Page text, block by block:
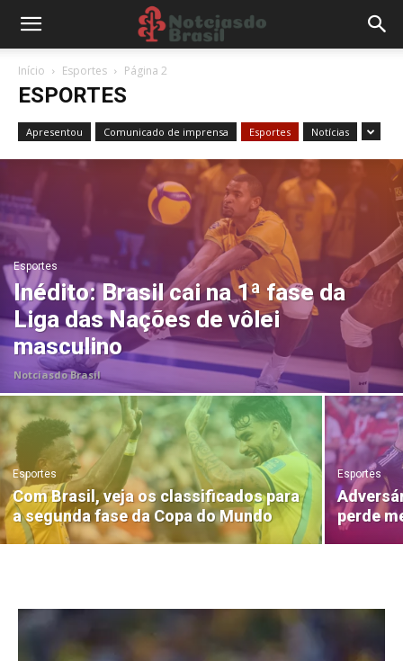
Início Esportes Página 2
ESPORTES
Apresentou Comunicado de imprensa Esportes Notícias
Esportes
Inédito: Brasil cai na 1ª fase da
Liga das Nações de vôlei
masculino
Notciasdo Brasil
Esportes
Com Brasil, veja os classificados para
a segunda fase da Copa do Mundo
Esportes
perde